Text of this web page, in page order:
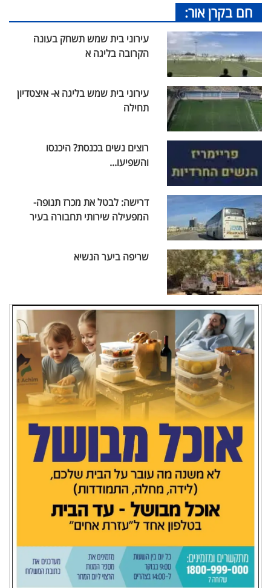
חם בקרן אור:
עירוני בית שמש תשחק בעונה
הקרובה בליגה א
עירוני בית שמש בליגה א- איצטדיון
תחילה
רוצים נשים בכנסת? היכנסו
והשפיעו...
דרישה: לבטל את מכרז תנופה-
המפעילה שירותי תחבורה בעיר
שריפה ביער הנשיא